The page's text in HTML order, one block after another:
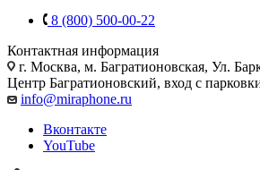
8 (800) 500-00-22
Контактная информация
г. Москва, м. Багратионовская, Ул.
Центр Багратионовский, вход с
info@miraphone.ru
Вконтакте
YouTube